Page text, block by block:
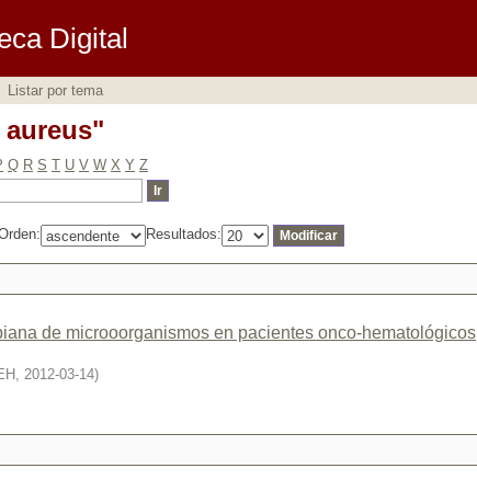
Digital
Listar por tema
Q R S T U V W X Y Z
Resultados:
de microoorganismos en pacientes onco-hematológicos
, 2012-03-14)